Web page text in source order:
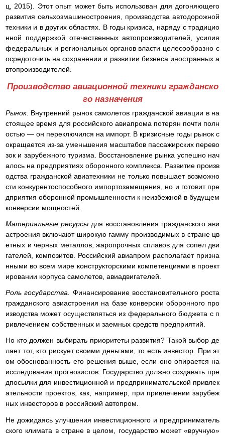
ц, 2015). Этот опыт может быть использован для догоняющего
развития сельхозмашиностроения, производства автодорожной
техники и в других областях. В годы кризиса, наряду с традицио
нной поддержкой отечественных автопроизводителей, усилия
федеральных и региональных органов власти целесообразно с
осредоточить на сохранении и развитии бизнеса иностранных а
втопроизводителей.
Производство авиационной техники гражданско
го назначения
Рынок. Внутренний рынок самолетов гражданской авиации в на
стоящее время для российского авиапрома потерян почти полн
остью — он переключился на импорт. В кризисные годы рынок с
окращается из-за уменьшения масштабов пассажирских перево
зок и зарубежного туризма. Восстановление рынка успешно нач
алось на предприятиях оборонного комплекса. Развитие произв
одства гражданской авиатехники не только повышает возможно
сти конкурентоспособного импортозамещения, но и готовит пре
дприятия оборонной промышленности к неизбежной в будущем
конверсии мощностей.
Материальные ресурсы для восстановления гражданского ави
астроения включают широкую гамму производимых в стране цв
етных и черных металлов, жаропрочных сплавов для сопел дви
гателей, композитов. Российский авиапром располагает призна
нными во всем мире конструкторскими компетенциями в проект
ировании корпуса самолетов, авиадвигателей.
Роль государства. Финансирование восстановительного роста
гражданского авиастроения на базе конверсии оборонного про
изводства может осуществляться из федерального бюджета с п
ривлечением собственных и заемных средств предприятий.
Но кто должен выбирать приоритеты развития? Такой выбор де
лает тот, кто рискует своими деньгами, то есть инвестор. При эт
ом обоснованность его решения выше, если оно опирается на
исследования прогнозистов. Государство должно создавать пре
дпосылки для инвестиционной и предпринимательской привлек
ательности проектов, как, например, при привлечении зарубеж
ных инвесторов в российский автопром.
Не дожидаясь улучшения инвестиционного и предприниматель
ского климата в стране в целом, государство может «вручную»